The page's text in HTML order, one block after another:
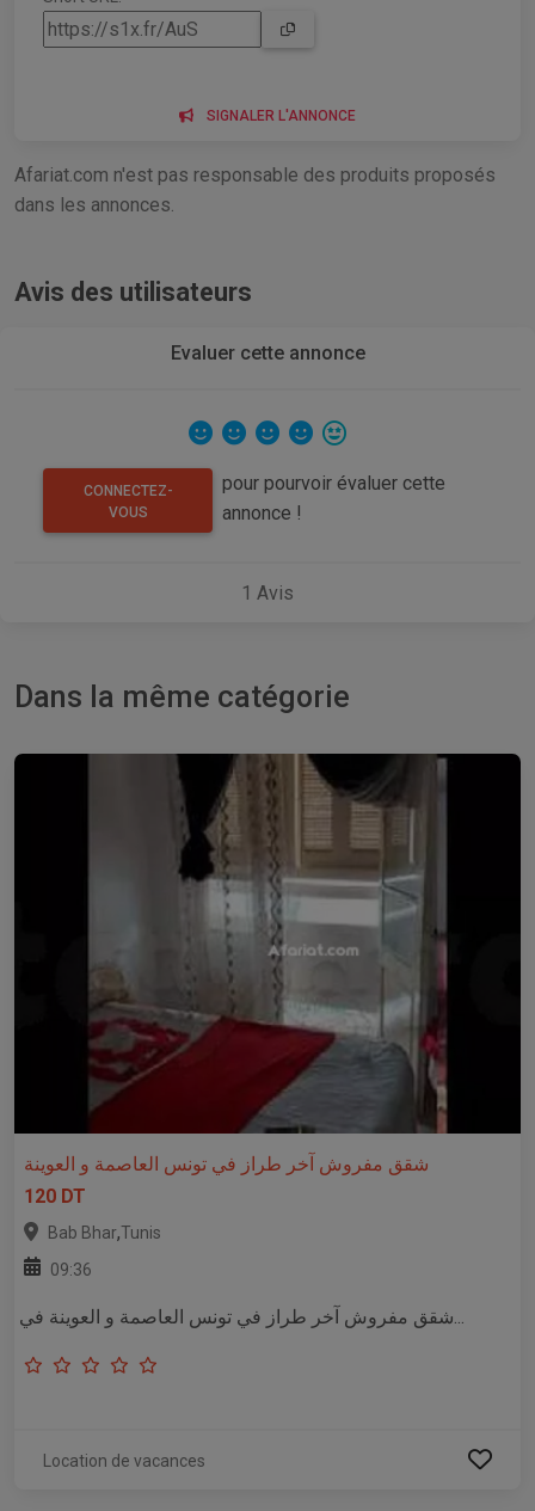
SIGNALER L'ANNONCE
Afariat.com n'est pas responsable des produits proposés
dans les annonces.
Avis des utilisateurs
Evaluer cette annonce
CONNECTEZ-
VOUS
pour pourvoir évaluer cette
annonce !
1 Avis
Dans la même catégorie
شقق مفروش آخر طراز في تونس العاصمة و العوينة
120 DT
Bab Bhar,Tunis
09:36
Location de vacances